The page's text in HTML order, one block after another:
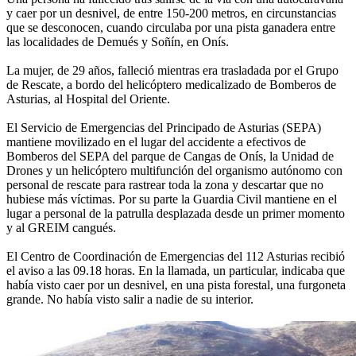
y caer por un desnivel, de entre 150-200 metros, en circunstancias
que se desconocen, cuando circulaba por una pista ganadera entre
las localidades de Demués y Soñín, en Onís.
La mujer, de 29 años, falleció mientras era trasladada por el Grupo
de Rescate, a bordo del helicóptero medicalizado de Bomberos de
Asturias, al Hospital del Oriente.
El Servicio de Emergencias del Principado de Asturias (SEPA)
mantiene movilizado en el lugar del accidente a efectivos de
Bomberos del SEPA del parque de Cangas de Onís, la Unidad de
Drones y un helicóptero multifunción del organismo autónomo con
personal de rescate para rastrear toda la zona y descartar que no
hubiese más víctimas. Por su parte la Guardia Civil mantiene en el
lugar a personal de la patrulla desplazada desde un primer momento
y al GREIM cangués.
El Centro de Coordinación de Emergencias del 112 Asturias recibió
el aviso a las 09.18 horas. En la llamada, un particular, indicaba que
había visto caer por un desnivel, en una pista forestal, una furgoneta
grande. No había visto salir a nadie de su interior.